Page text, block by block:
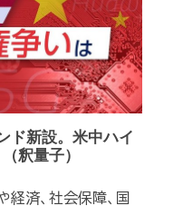
ド新設。米中ハイ
釈量子）
経済、社会保障、国